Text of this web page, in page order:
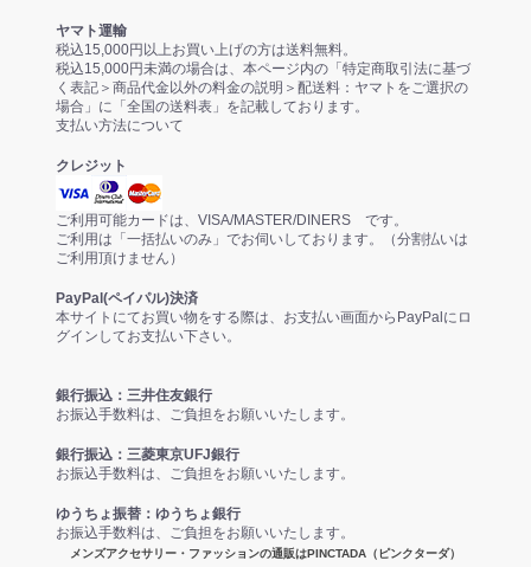
ヤマト運輸
税込15,000円以上お買い上げの方は送料無料。
税込15,000円未満の場合は、本ページ内の「特定商取引法に基づ
く表記＞商品代金以外の料金の説明＞配送料：ヤマトをご選択の
場合」に「全国の送料表」を記載しております。
支払い方法について
クレジット
ご利用可能カードは、VISA/MASTER/DINERS です。
ご利用は「一括払いのみ」でお伺いしております。（分割払いは
ご利用頂けません）
PayPal(ペイパル)決済
本サイトにてお買い物をする際は、お支払い画面からPayPalにロ
グインしてお支払い下さい。
銀行振込：三井住友銀行
お振込手数料は、ご負担をお願いいたします。
銀行振込：三菱東京UFJ銀行
お振込手数料は、ご負担をお願いいたします。
ゆうちょ振替：ゆうちょ銀行
お振込手数料は、ご負担をお願いいたします。
メンズアクセサリー・ファッションの通販はPINCTADA（ピンクターダ）